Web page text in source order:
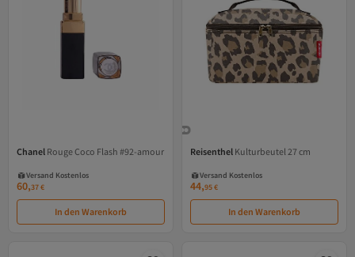
Chanel Rouge Coco Flash #92-amour
Versand Kostenlos
Versand Kostenlos
60,37€
In den Warenkorb
Reisenthel Kulturbeutel 27 cm
Versand Kostenlos
Versand Kostenlos
44,95€
In den Warenkorb